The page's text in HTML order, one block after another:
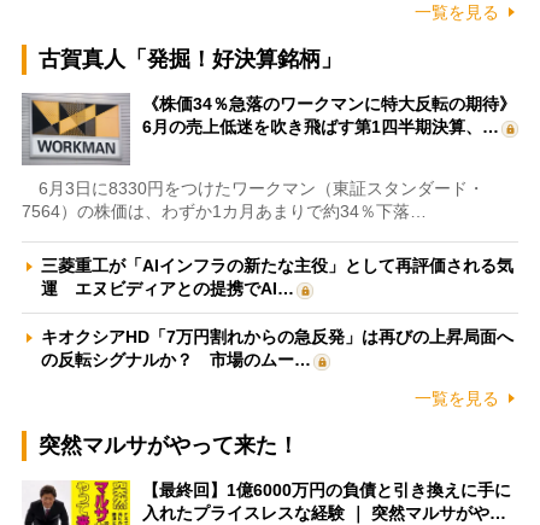
一覧を見る
古賀真人「発掘！好決算銘柄」
《株価34％急落のワークマンに特大反転の期待》
6月の売上低迷を吹き飛ばす第1四半期決算、…
6月3日に8330円をつけたワークマン（東証スタンダード・
7564）の株価は、わずか1カ月あまりで約34％下落…
三菱重工が「AIインフラの新たな主役」として再評価される気
運 エヌビディアとの提携でAI…
キオクシアHD「7万円割れからの急反発」は再びの上昇局面へ
の反転シグナルか？ 市場のムー…
一覧を見る
突然マルサがやって来た！
【最終回】1億6000万円の負債と引き換えに手に
入れたプライスレスな経験 ｜ 突然マルサがや…